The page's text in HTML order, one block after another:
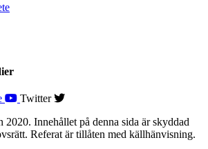
Twitter
Innehållet på denna sida är skyddad
Referat är tillåten med källhänvisning.